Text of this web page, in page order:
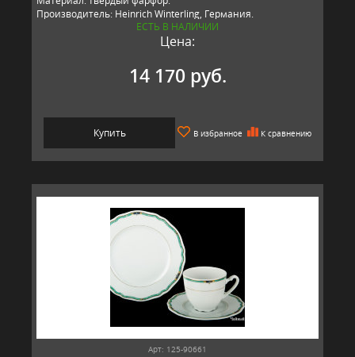
Производитель: Heinrich Winterling, Германия.
ЕСТЬ В НАЛИЧИИ
Цена:
14 170 руб.
Купить В избранное К сравнению
Арт: 125-90661